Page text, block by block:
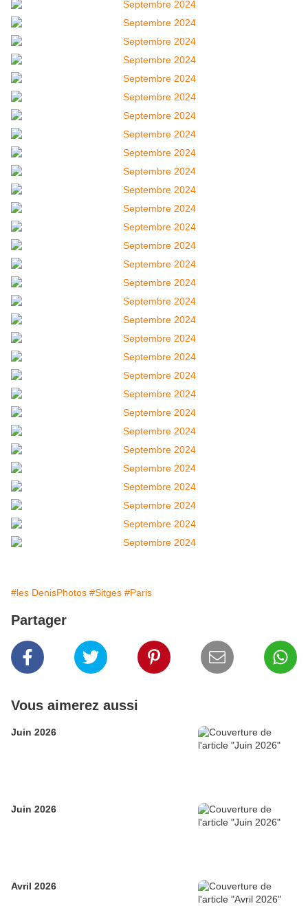
#les DenisPhotos #Sitges #Paris
Partager
Vous aimerez aussi
Juin 2026
Juin 2026
Avril 2026